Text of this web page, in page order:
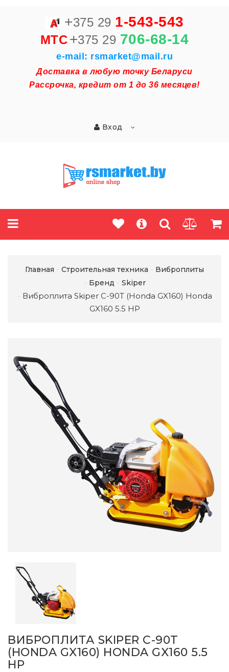
+375 29 1-543-543
MTC+375 29 706-68-14
e-mail: rsmarket@mail.ru
Доставка в любую точку Беларуси
Рассрочка, кредит от 1 до 36 месяцев!
Вход
Главная Строительная техника
Виброплиты
Бренд
Skiper
Виброплита Skiper C-90T (Honda GX160) Honda
GX160 5.5 HP
ВИБРОПЛИТА SKIPER C-90T
(HONDA GX160) HONDA GX160 5.5
HP